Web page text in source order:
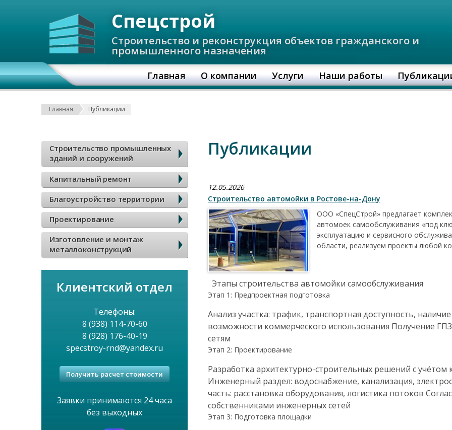
Спецстрой
Строительство и реконструкция объектов гражданского и
промышленного назначения
О
с
н
о
в
н
а
я
н
а
и
г
а
ц
и
Главная О компании Услуги Наши работы
Строка навигации
Главная Публикации
Публикации
12.05.2026
Строительство автомойки в Ростове-на-Дону
ООО «СпецСтрой» предлагает
автомоек самообслуживания «под
эксплуатацию и сервисного
области, реализуем проекты любой
Этапы строительства автомойки самообслуживания
Этап 1: Предпроектная подготовка
Анализ участка: трафик, транспортная доступность,
возможности коммерческого использования Получение
сетям
Этап 2: Проектирование
Разработка архитектурно-строительных решений с
Инженерный раздел: водоснабжение, канализация,
часть: расстановка оборудования, логистика потоков
собственниками инженерных сетей
Этап 3: Подготовка площадки
Б
о
к
о
в
о
Строительство промышленных
зданий и сооружений
Капитальный ремонт
Благоустройство территории
Проектирование
Изготовление и монтаж
металлоконструкций
Клиентский отдел
Телефоны:
8 (938) 114-70-60
8 (928) 176-40-19
specstroy-rnd@yandex.ru
Получить расчет стоимости
Заявки принимаются 24 часа
без выходных